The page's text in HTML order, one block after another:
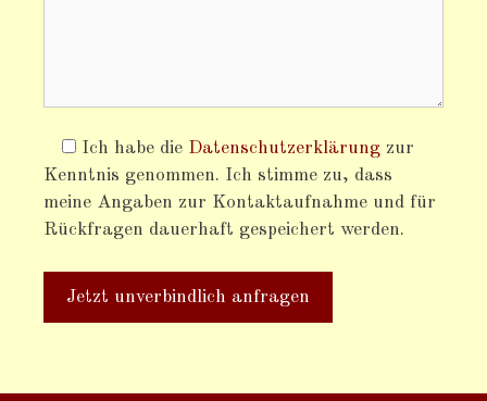
Ich habe die Datenschutzerklärung zur
Kenntnis genommen. Ich stimme zu, dass
meine Angaben zur Kontaktaufnahme und für
Rückfragen dauerhaft gespeichert werden.